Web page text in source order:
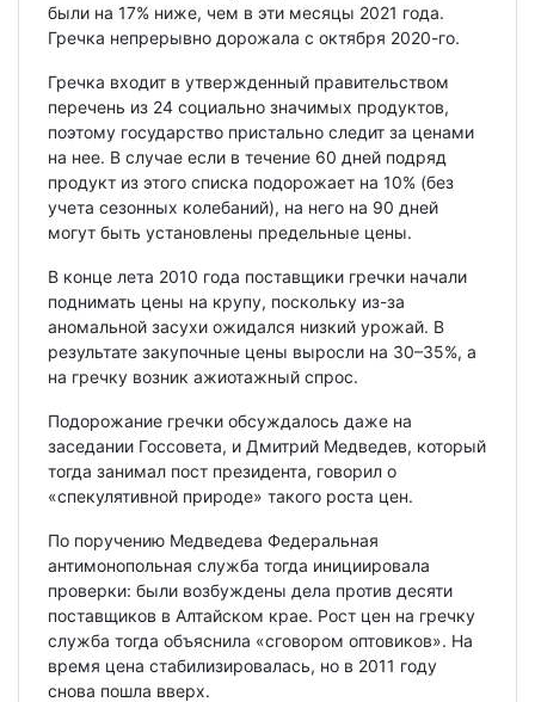
были на 17% ниже, чем в эти месяцы 2021 года.
Гречка непрерывно дорожала с октября 2020-го.
Гречка входит в утвержденный правительством
перечень из 24 социально значимых продуктов,
поэтому государство пристально следит за ценами
на нее. В случае если в течение 60 дней подряд
продукт из этого списка подорожает на 10% (без
учета сезонных колебаний), на него на 90 дней
могут быть установлены предельные цены.
В конце лета 2010 года поставщики гречки начали
поднимать цены на крупу, поскольку из-за
аномальной засухи ожидался низкий урожай. В
результате закупочные цены выросли на 30–35%, а
на гречку возник ажиотажный спрос.
Подорожание гречки обсуждалось даже на
заседании Госсовета, и Дмитрий Медведев, который
тогда занимал пост президента, говорил о
«спекулятивной природе» такого роста цен.
По поручению Медведева Федеральная
антимонопольная служба тогда инициировала
проверки: были возбуждены дела против десяти
поставщиков в Алтайском крае. Рост цен на гречку
служба тогда объяснила «сговором оптовиков». На
время цена стабилизировалась, но в 2011 году
снова пошла вверх.